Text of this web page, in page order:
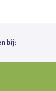
bij: